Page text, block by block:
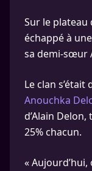
Sur le plateau
échappé à
sa demi-sœur
Le clan
Anouchka
d’Alain
25% chacun.
«